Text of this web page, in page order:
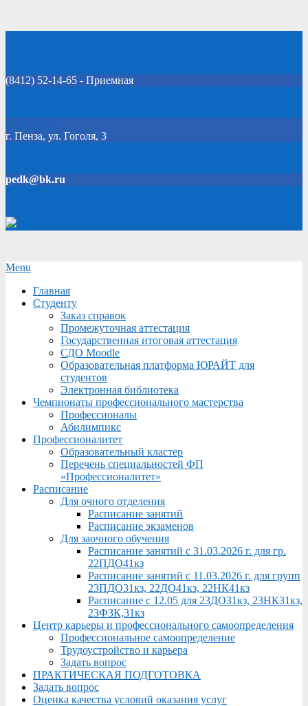
(8412) 52-14-65 - Приемная
Click Here
г. Пенза, ул. Гоголя, 3
pedk@bk.ru
Secondary
Menu
Menu
Главная
Студенту
Заказ справок
Промежуточная аттестация
Государственная итоговая аттестация
СДО Moodle
Образовательная платформа ЮРАЙТ для
студентов
Электронная библиотека
Чемпионаты профессионального мастерства
Профессионалы
Абилимпикс
Профессионалитет
Образовательный кластер
Перечень специальностей ФП
«Профессионалитет»
Расписание
Для очного отделения
Расписание занятий
Расписание экзаменов
Для заочного обучения
Расписание занятий с 31.03.2026 г. для гр.
22ПДО41кз
Расписание занятий с 11.03.2026 г. для групп
23ПДО31кз, 22ДО41кз, 22НК41кз
Расписание с 12.05 для 23ДО31кз, 23НК31кз,
23ФЗК,31кз
Центр карьеры и профессионального самоопределения
Профессиональное самоопределение
Трудоустройство и карьера
Задать вопрос
ПРАКТИЧЕСКАЯ ПОДГОТОВКА
Задать вопрос
Оценка качества условий оказания услуг